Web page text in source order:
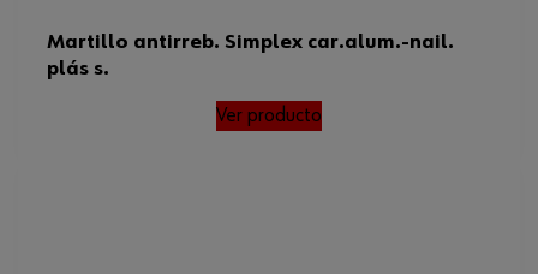
Martillo antirreb. Simplex car.alum.-nail.
plás s.
Ver producto